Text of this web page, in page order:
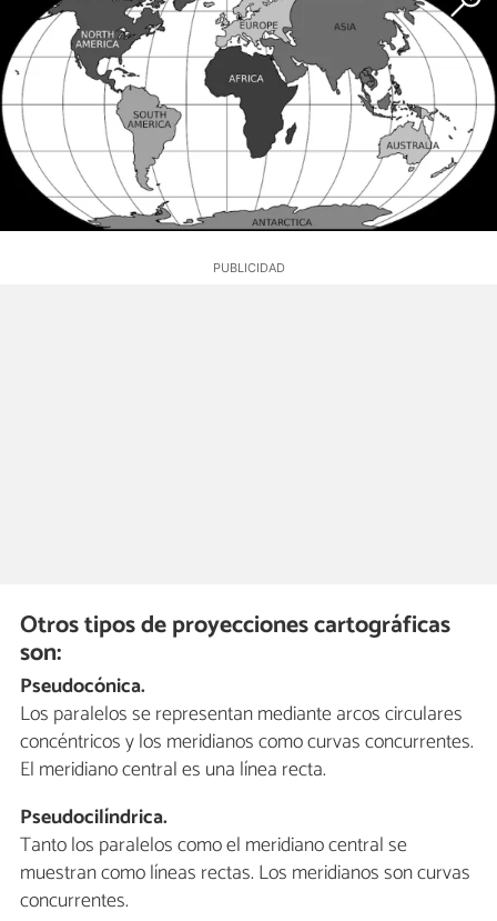
Otros tipos de proyecciones cartográficas
son:
Pseudocónica.
Los paralelos se representan mediante arcos circulares
concéntricos y los meridianos como curvas concurrentes.
El meridiano central es una línea recta.
Pseudocilíndrica.
Tanto los paralelos como el meridiano central se
muestran como líneas rectas. Los meridianos son curvas
concurrentes.